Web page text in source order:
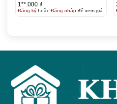
1**.000 ₫
Đăng kýhoặc Đăng nhậpđể xem giá